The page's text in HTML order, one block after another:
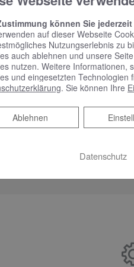
nach dem Sport
Wasser – die
Wasser- und
besonders leise und
sich optisch perfekt in
Verlassen der Wanne
gelingt ganz
Wichtig und gut für die
Badewanne.
können Sie
auf dieser Webseite
Nutzungserlebnis zu
auch ablehnen und unsere
nutzen. Weitere Informationen,
und eingesetzten Technologien
. Sie können Ihre
Ablehnen
Ablehnen
Datenschutz